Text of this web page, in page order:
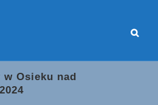
w Osieku nad